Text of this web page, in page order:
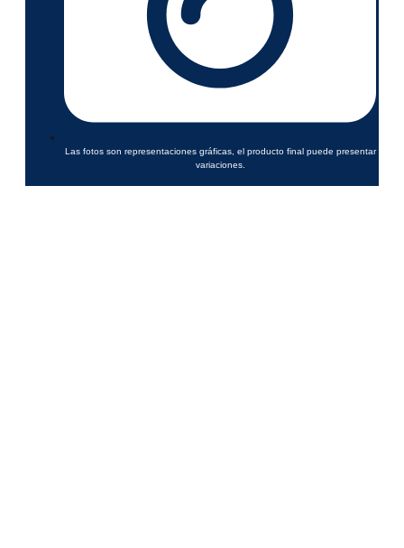
Las fotos son representaciones gráficas, el producto final puede presentar
variaciones.